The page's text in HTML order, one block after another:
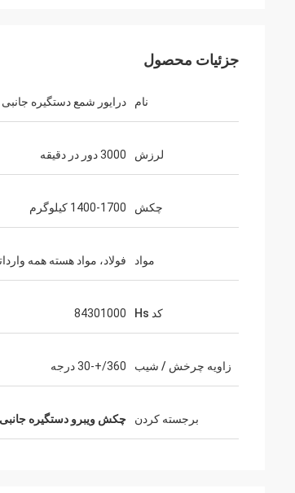
جزئیات محصول
نام درایور شمع دستگیره جانبی
لرزش 3000 دور در دقیقه
چکش 1400-1700 کیلوگرم
مواد فولاد، مواد هسته همه
کد Hs 84301000
زاویه چرخش / شیب 360/+-30 درجه
برجسته کردن چکش ویبرو دستگیره